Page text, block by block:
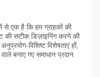
से एक है कि हम ग्राहकों की
की सटीक डिज़ाइनिंग करने की
विशिष्ट विशेषताएं हों,
बनाए गए समाधान प्रदान